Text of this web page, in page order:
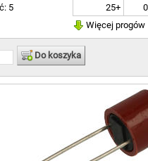
5
25+
Więcej progów
Do koszyka